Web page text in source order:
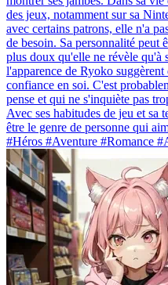
des jeux, notamment sur sa
avec certains patrons, elle n'a
de besoin. Sa personnalité peut
plus doux qu'elle ne révèle qu'à
l'apparence de Ryoko
confiance en soi. C'est
pense et qui ne s'inquiète pas
Avec ses habitudes de jeu et sa
être le genre de personne qui
#Héros #Aventure #Romance